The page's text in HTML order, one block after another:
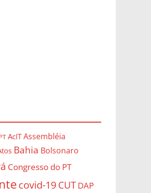
AcIT Assembléia
Bahia Bolsonaro
Congresso do PT
covid-19CUT DAP